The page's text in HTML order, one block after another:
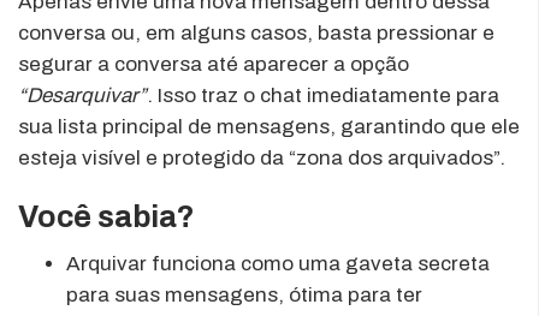
conversa ou, em alguns casos, basta pressionar e
segurar a conversa até aparecer a opção
“Desarquivar”. Isso traz o chat imediatamente para
sua lista principal de mensagens, garantindo que ele
esteja visível e protegido da “zona dos arquivados”.
Você sabia?
Arquivar funciona como uma gaveta secreta
para suas mensagens, ótima para ter